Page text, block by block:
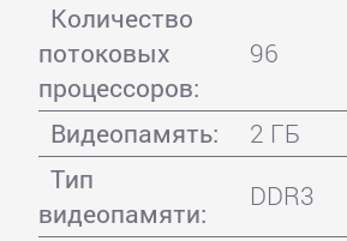
Количество
потоковых
процессоров:
96
Видеопамять:
2 ГБ
Тип
видеопамяти:
DDR3